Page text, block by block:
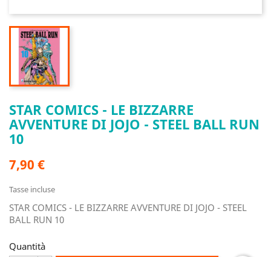
STAR COMICS - LE BIZZARRE
AVVENTURE DI JOJO - STEEL BALL RUN
10
7,90 €
Tasse incluse
STAR COMICS - LE BIZZARRE AVVENTURE DI JOJO - STEEL
BALL RUN 10
Quantità